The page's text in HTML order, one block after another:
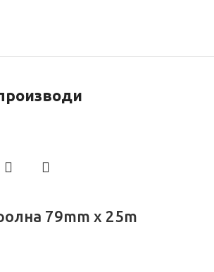
79mm x 25m